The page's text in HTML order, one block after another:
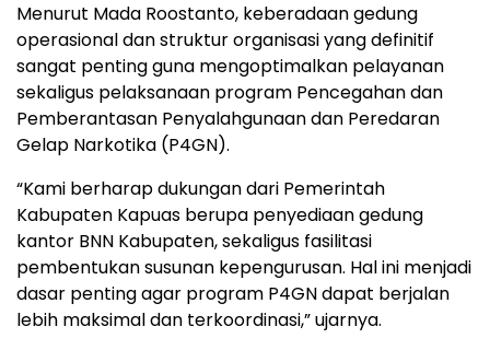
Menurut Mada Roostanto, keberadaan gedung
operasional dan struktur organisasi yang definitif
sangat penting guna mengoptimalkan pelayanan
sekaligus pelaksanaan program Pencegahan dan
Pemberantasan Penyalahgunaan dan Peredaran
Gelap Narkotika (P4GN).
“Kami berharap dukungan dari Pemerintah
Kabupaten Kapuas berupa penyediaan gedung
kantor BNN Kabupaten, sekaligus fasilitasi
pembentukan susunan kepengurusan. Hal ini menjadi
dasar penting agar program P4GN dapat berjalan
lebih maksimal dan terkoordinasi,” ujarnya.